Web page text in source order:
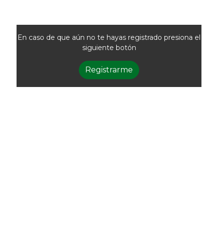
En caso de que aún no te hayas registrado presiona el
siguiente botón
Registrarme